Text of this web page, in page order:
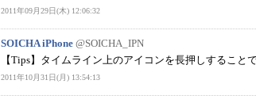
2011年09月29日(木) 12:06:32
SOICHA iPhone @SOICHA_IPN
【Tips】タイムライン上のアイコンを長押しすること
2011年10月31日(月) 13:54:13